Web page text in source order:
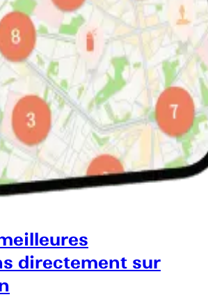
directement sur